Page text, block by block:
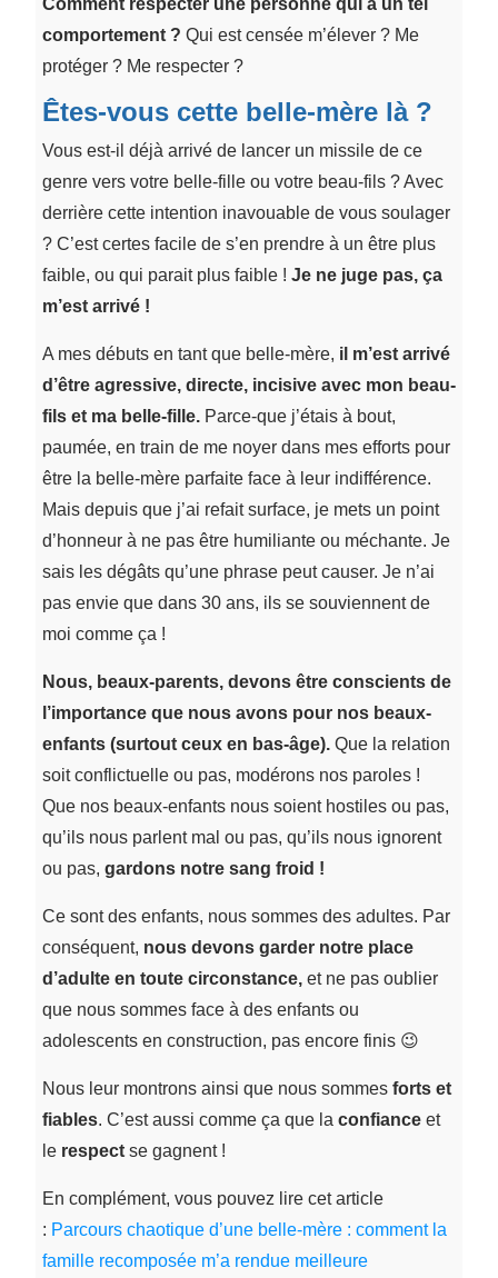
Comment respecter une personne qui a un tel
comportement ? Qui est censée m’élever ? Me
protéger ? Me respecter ?
Êtes-vous cette belle-mère là ?
Vous est-il déjà arrivé de lancer un missile de ce
genre vers votre belle-fille ou votre beau-fils ? Avec
derrière cette intention inavouable de vous soulager
? C’est certes facile de s’en prendre à un être plus
faible, ou qui parait plus faible ! Je ne juge pas, ça
m’est arrivé !
A mes débuts en tant que belle-mère, il m’est arrivé
d’être agressive, directe, incisive avec mon beau-
fils et ma belle-fille. Parce-que j’étais à bout,
paumée, en train de me noyer dans mes efforts pour
être la belle-mère parfaite face à leur indifférence.
Mais depuis que j’ai refait surface, je mets un point
d’honneur à ne pas être humiliante ou méchante. Je
sais les dégâts qu’une phrase peut causer. Je n’ai
pas envie que dans 30 ans, ils se souviennent de
moi comme ça !
Nous, beaux-parents, devons être conscients de
l’importance que nous avons pour nos beaux-
enfants (surtout ceux en bas-âge). Que la relation
soit conflictuelle ou pas, modérons nos paroles !
Que nos beaux-enfants nous soient hostiles ou pas,
qu’ils nous parlent mal ou pas, qu’ils nous ignorent
ou pas, gardons notre sang froid !
Ce sont des enfants, nous sommes des adultes. Par
conséquent, nous devons garder notre place
d’adulte en toute circonstance,et ne pas oublier
que nous sommes face à des enfants ou
adolescents en construction, pas encore finis 😉
Nous leur montrons ainsi que nous sommes forts et
fiables. C’est aussi comme ça que la confiance et
le respect se gagnent !
En complément, vous pouvez lire cet article
: Parcours chaotique d’une belle-mère : comment la
famille recomposée m’a rendue meilleure